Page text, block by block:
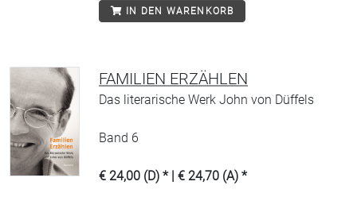
IN DEN WARENKORB
FAMILIEN ERZÄHLEN
Das literarische Werk John von Düffels
Band 6
€ 24,00 (D) * | € 24,70 (A) *